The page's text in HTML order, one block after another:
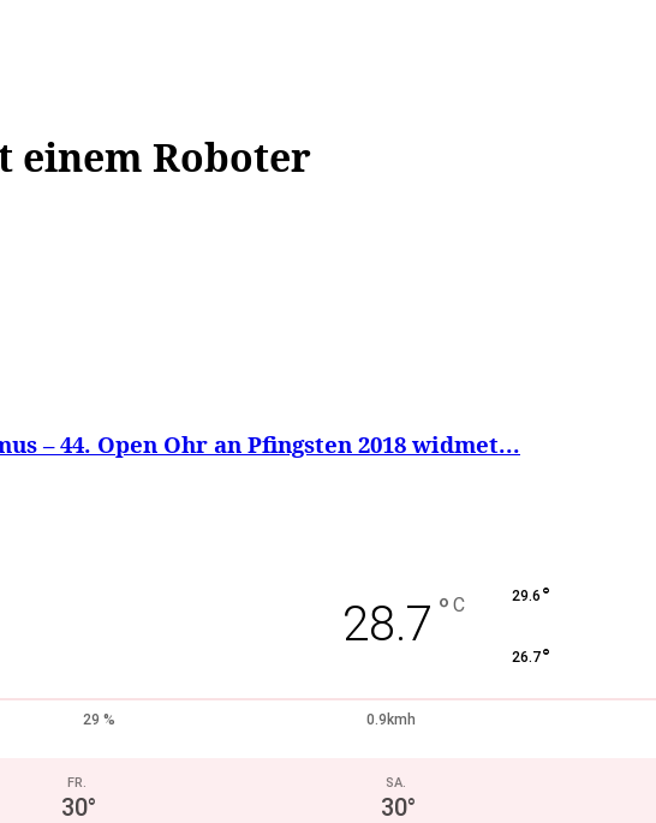
einem Roboter
– 44. Open Ohr an Pfingsten 2018 widmet...
28.7 ° C 29.6 °
26.7°
29 %
0.9kmh
FR.
30°
SA.
30°